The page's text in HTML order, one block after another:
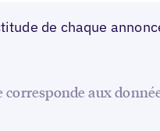
de chaque
corresponde aux